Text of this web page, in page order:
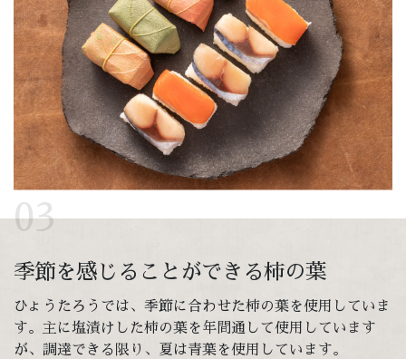
03
季節を感じることができる柿の葉
ひょうたろうでは、季節に合わせた柿の葉を使用していま
す。主に塩漬けした柿の葉を年間通して使用しています
が、調達できる限り、夏は青葉を使用しています。